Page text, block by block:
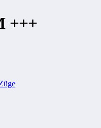
+++